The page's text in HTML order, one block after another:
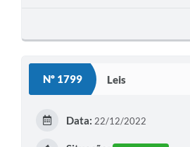
Nº 1799 Leis
Data: 22/12/2022